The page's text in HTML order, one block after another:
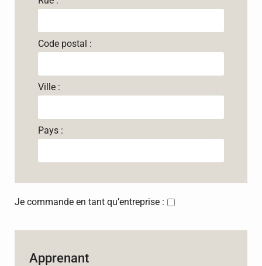
Code postal :
Ville :
Pays :
Je commande en tant qu’entreprise :
Apprenant